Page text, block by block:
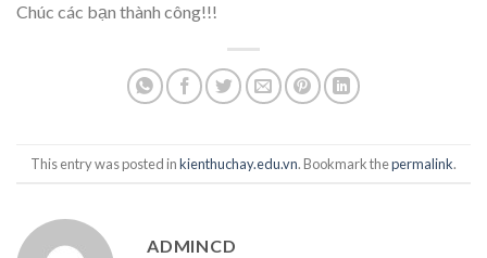
Chúc các bạn thành công!!!
This entry was posted inkienthuchay.edu.vn. Bookmark thepermalink.
ADMINCD